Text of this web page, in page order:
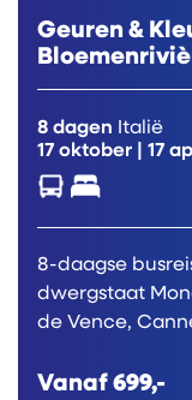
Geuren &
8 dagen Italië
17 oktober
17
8-daagse
dwergstaat
de Vence,
Vanaf 699,-